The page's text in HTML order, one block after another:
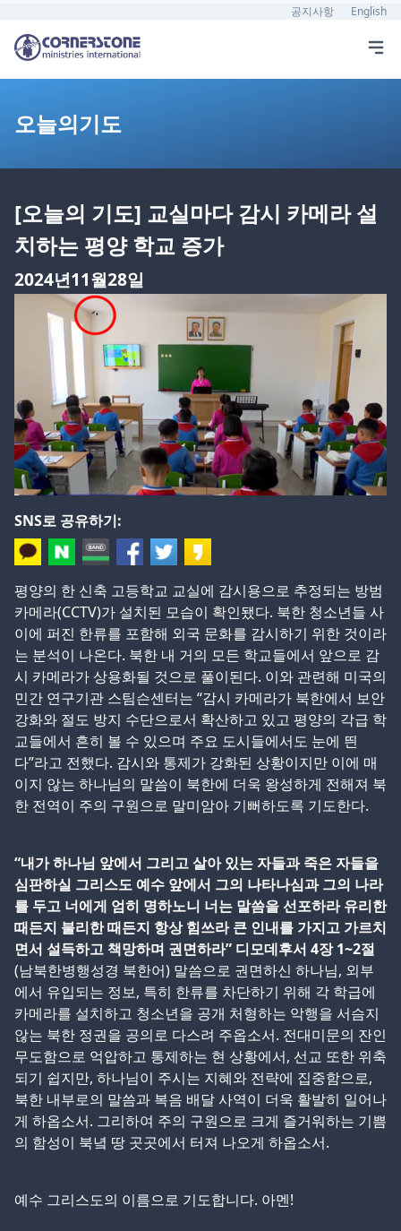
공지사항 English
오늘의기도
[오늘의 기도] 교실마다 감시 카메라 설
치하는 평양 학교 증가
2024년11월28일
SNS로 공유하기:
평양의 한 신축 고등학교 교실에 감시용으로 추정되는 방범
카메라(CCTV)가 설치된 모습이 확인됐다. 북한 청소년들 사
이에 퍼진 한류를 포함해 외국 문화를 감시하기 위한 것이라
는 분석이 나온다. 북한 내 거의 모든 학교들에서 앞으로 감
시 카메라가 상용화될 것으로 풀이된다. 이와 관련해 미국의
민간 연구기관 스팀슨센터는 “감시 카메라가 북한에서 보안
강화와 절도 방지 수단으로서 확산하고 있고 평양의 각급 학
교들에서 흔히 볼 수 있으며 주요 도시들에서도 눈에 띈
다”라고 전했다. 감시와 통제가 강화된 상황이지만 이에 매
이지 않는 하나님의 말씀이 북한에 더욱 왕성하게 전해져 북
한 전역이 주의 구원으로 말미암아 기뻐하도록 기도한다.
“내가 하나님 앞에서 그리고 살아 있는 자들과 죽은 자들을
심판하실 그리스도 예수 앞에서 그의 나타나심과 그의 나라
를 두고 너에게 엄히 명하노니 너는 말씀을 선포하라 유리한
때든지 불리한 때든지 항상 힘쓰라 큰 인내를 가지고 가르치
면서 설득하고 책망하며 권면하라” 디모데후서 4장 1~2절
(남북한병행성경 북한어) 말씀으로 권면하신 하나님, 외부
에서 유입되는 정보, 특히 한류를 차단하기 위해 각 학급에
카메라를 설치하고 청소년을 공개 처형하는 악행을 서슴지
않는 북한 정권을 공의로 다스려 주옵소서. 전대미문의 잔인
무도함으로 억압하고 통제하는 현 상황에서, 선교 또한 위축
되기 쉽지만, 하나님이 주시는 지혜와 전략에 집중함으로,
북한 내부로의 말씀과 복음 배달 사역이 더욱 활발히 일어나
게 하옵소서. 그리하여 주의 구원으로 크게 즐거워하는 기쁨
의 함성이 북녘 땅 곳곳에서 터져 나오게 하옵소서.
예수 그리스도의 이름으로 기도합니다. 아멘!